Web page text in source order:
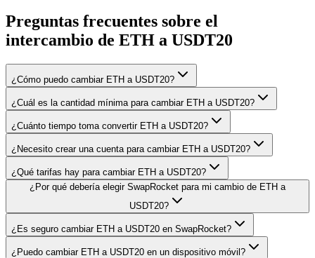
Preguntas frecuentes sobre el
intercambio de ETH a USDT20
¿Cómo puedo cambiar ETH a USDT20?
¿Cuál es la cantidad mínima para cambiar ETH a USDT20?
¿Cuánto tiempo toma convertir ETH a USDT20?
¿Necesito crear una cuenta para cambiar ETH a USDT20?
¿Qué tarifas hay para cambiar ETH a USDT20?
¿Por qué debería elegir SwapRocket para mi cambio de ETH a
USDT20?
¿Es seguro cambiar ETH a USDT20 en SwapRocket?
¿Puedo cambiar ETH a USDT20 en un dispositivo móvil?